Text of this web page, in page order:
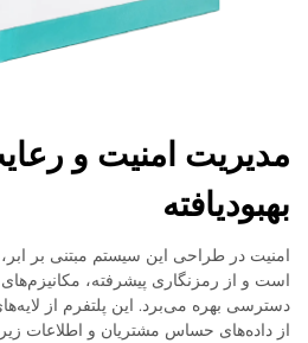
مدیریت امنیت و
بهبودیافته
امنیت در طراحی این سیستم مبتنی بر ابر،
است و از رمزنگاری پیشرفته،
دسترسی بهره می‌برد. این پلتفرم از
از داده‌های حساس مشتریان و اطلاعات